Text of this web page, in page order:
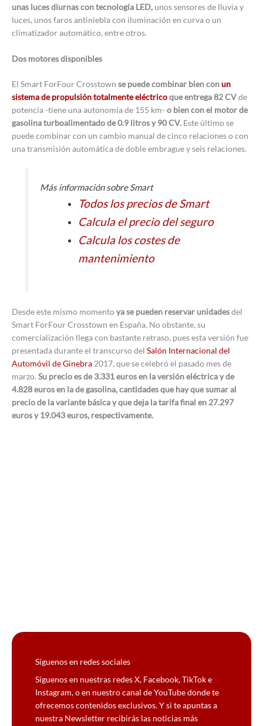
unas luces diurnas con tecnología LED, unos sensores de lluvia y
luces, unos faros antiniebla con iluminación en curva o un
climatizador automático, entre otros.
Dos motores disponibles
El Smart ForFour Crosstown se puede combinar bien conun
sistema de propulsión totalmente eléctricoque entrega 82 CVde
potencia -tiene una autonomía de 155 km- o bien con el motor de
gasolina turboalimentado de 0.9 litros y 90 CV. Este último se
puede combinar con un cambio manual de cinco relaciones o con
una transmisión automática de doble embrague y seis relaciones.
Más información sobre Smart
Todos los precios de Smart
Calcula el precio del seguro
Calcula los costes de
mantenimiento
Desde este mismo momentoya se pueden reservar unidadesdel
Smart ForFour Crosstown en España. No obstante, su
comercialización llega con bastante retraso, pues esta versión fue
presentada durante el transcurso del Salón Internacional del
Automóvil de Ginebra2017, que se celebró el pasado mes de
marzo.Su precio es de 3.331 euros en la versión eléctrica y de
4.828 euros en la de gasolina, cantidades que hay que sumar al
precio de la variante básica y que deja la tarifa final en 27.297
euros y 19.043 euros, respectivamente.
Síguenos en redes sociales
Síguenos en nuestras redes X, Facebook, TikTok e
Instagram, o en nuestro canal de YouTube donde te
ofrecemos contenidos exclusivos. Y si te apuntas a
nuestra Newsletter recibirás las noticias más